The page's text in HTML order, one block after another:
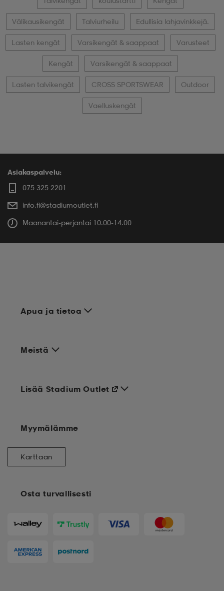
Välikausikengät Talviurheilu Edullisia lahjavinkkejä.
Lasten kengät Varsikengät & saappaat Varusteet
Kengät Varsikengät & saappaat
Lasten talvikengät CROSS SPORTSWEAR Outdoor
Vaelluskengät
Asiakaspalvelu:
075 325 2201
info.fi@stadiumoutlet.fi
Maanantai-perjantai 10.00-14.00
Apua ja tietoa
Meistä
Osta turvallisesti
Lisää Stadium Outlet
Myymälämme
Karttaan